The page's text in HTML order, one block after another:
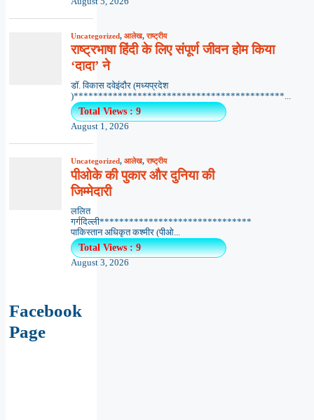
Uncategorized, आलेख,राष्ट्रीय
राष्ट्रभाषा हिंदी के लिए संपूर्ण जीवन होम किया
‘दादा’ ने
डॉ. विकास दवेइंदौर (मध्यप्रदेश
)*******************************************...
Total Views : 9
August 1, 2026
Uncategorized, आलेख,राष्ट्रीय
पीओके की पुकार और दुनिया की
जिम्मेदारी
ललित
गर्गदिल्ली*******************************
पाकिस्तान अधिकृत कश्मीर (पीओ...
Total Views : 9
August 3, 2026
Facebook
Page